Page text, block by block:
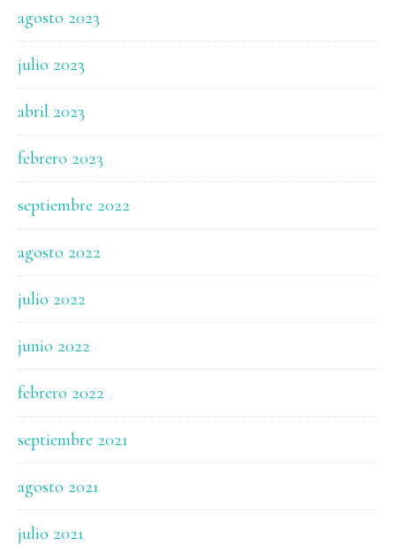
agosto 2023
julio 2023
abril 2023
febrero 2023
septiembre 2022
agosto 2022
julio 2022
junio 2022
febrero 2022
septiembre 2021
agosto 2021
julio 2021